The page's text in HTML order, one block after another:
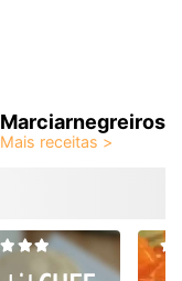
Marciarnegreiros